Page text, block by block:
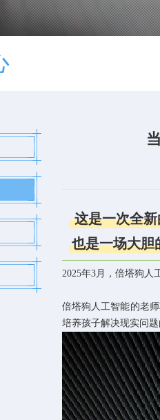
这是一次全
也是一场大胆
2025年3月，倍塔狗人
倍塔狗人工智能的老
培养孩子解决现实问